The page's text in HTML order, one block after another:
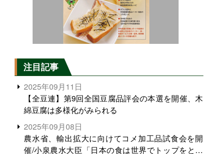
注目記事
2025年09月11日
【全豆連】第9回全国豆腐品評会の本選を開催、木
綿豆腐は多様化がみられる
2025年09月08日
農水省、輸出拡大に向けてコメ加工品試食会を開
催/小泉農水大臣「日本の食は世界でトップをとれ